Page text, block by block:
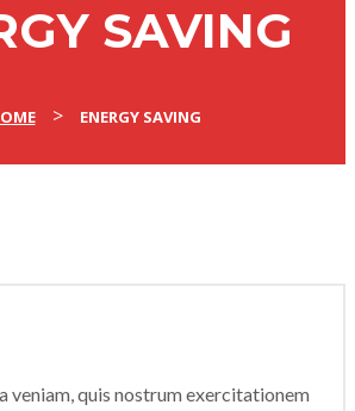
SAVING
> ENERGY SAVING
veniam, quis nostrum exercitationem